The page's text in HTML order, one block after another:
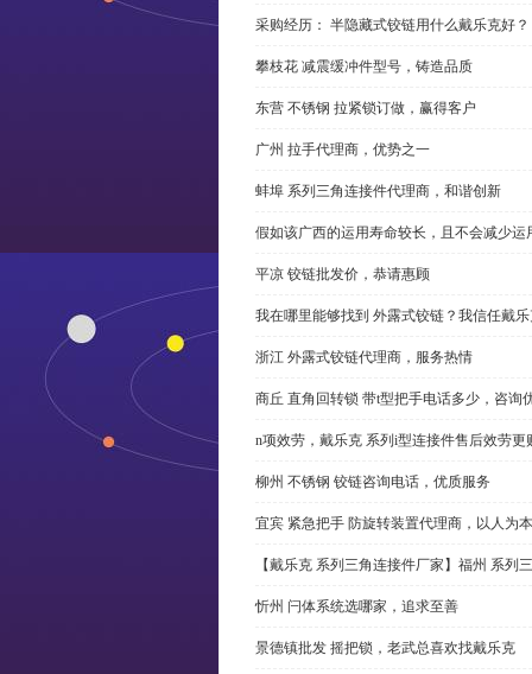
采购经历： 半隐藏式铰链用什么戴乐克好？
攀枝花 减震缓冲件型号，铸造品质
东营 不锈钢 拉紧锁订做，赢得客户
广州 拉手代理商，优势之一
蚌埠 系列三角连接件代理商，和谐创新
假如该广西的运用寿命较长，且不会减少
平凉 铰链批发价，恭请惠顾
我在哪里能够找到 外露式铰链？我信任戴
浙江 外露式铰链代理商，服务热情
商丘 直角回转锁 带t型把手电话多少，咨询
n项效劳，戴乐克 系列i型连接件售后效劳更
柳州 不锈钢 铰链咨询电话，优质服务
宜宾 紧急把手 防旋转装置代理商，以人为本
【戴乐克 系列三角连接件厂家】福州 系列
忻州 闩体系统选哪家，追求至善
景德镇批发 摇把锁，老武总喜欢找戴乐克